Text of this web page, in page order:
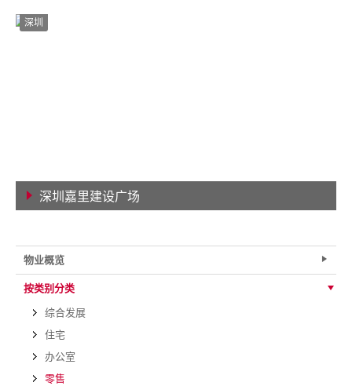
深圳
深圳嘉里建设广场
物业概览
按类别分类
综合发展
住宅
办公室
零售